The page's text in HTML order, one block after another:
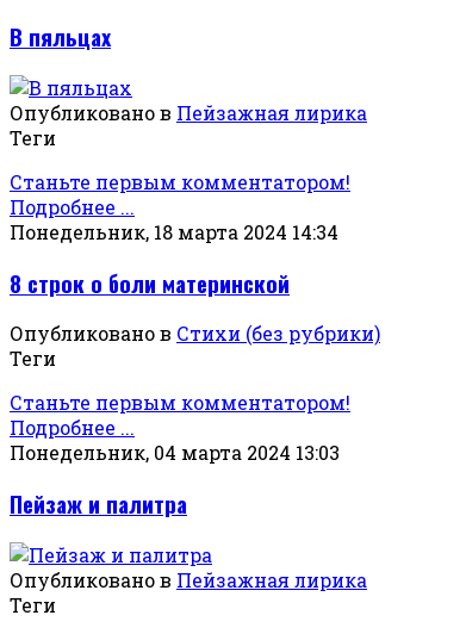
В пяльцах
Опубликовано в Пейзажная лирика
Теги
Станьте первым комментатором!
Подробнее ...
Понедельник, 18 марта 2024 14:34
8 строк о боли материнской
Опубликовано в Стихи (без рубрики)
Теги
Станьте первым комментатором!
Подробнее ...
Понедельник, 04 марта 2024 13:03
Пейзаж и палитра
Опубликовано в Пейзажная лирика
Теги